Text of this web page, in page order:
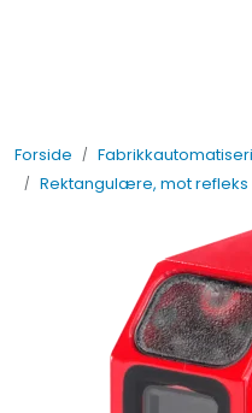
Forside
Rektangulære, mot refleks
Fabrikkautomatisering
Prosessautomatisering
Kontakt oss
Nytt og Nyttig